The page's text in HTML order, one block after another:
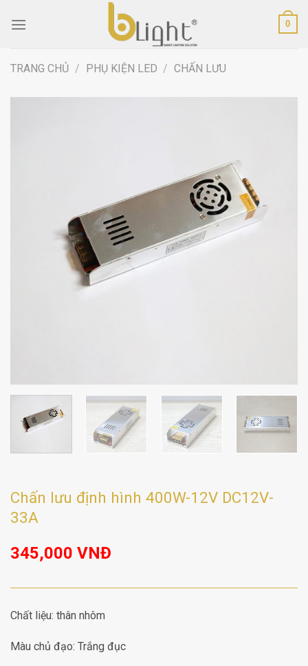
0
TRANG CHỦ / PHỤ KIỆN LED / CHẤN LƯU
Chấn lưu định hình 400W-12V DC12V-
33A
345,000 VNĐ
Chất liệu: thân nhôm
Màu chủ đạo: Trắng đục